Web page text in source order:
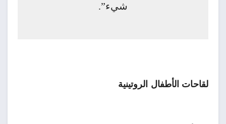
شيء”.
لقاحات الأطفال الروتينية